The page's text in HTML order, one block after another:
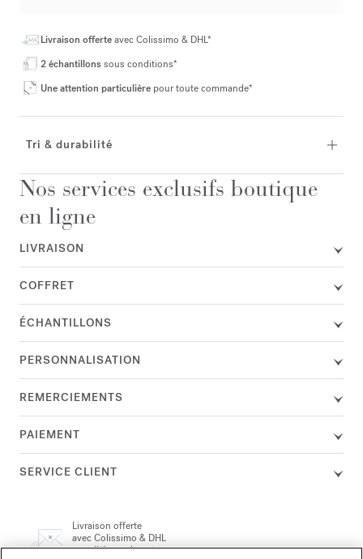
Livraison offerteavec Colissimo & DHL*
2 échantillonssous conditions*
Une attention particulière pour toute commande*
Tri & durabilité
Nos services exclusifs boutique
en ligne
LIVRAISON
COFFRET
ÉCHANTILLONS
PERSONNALISATION
REMERCIEMENTS
PAIEMENT
SERVICE CLIENT
Livraison offerte
avec Colissimo & DHL
&politique de retour